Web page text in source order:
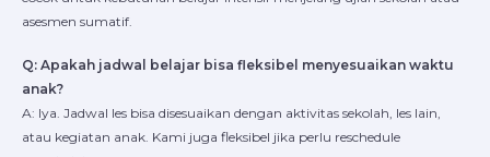
asesmen sumatif.
Q: Apakah jadwal belajar bisa fleksibel menyesuaikan waktu
anak?
A: Iya. Jadwal les bisa disesuaikan dengan aktivitas sekolah, les lain,
atau kegiatan anak. Kami juga fleksibel jika perlu reschedule